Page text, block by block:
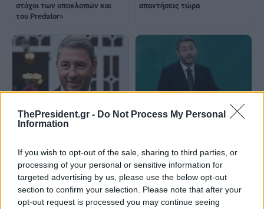
ThePresident.gr - Do Not Process My Personal
Information
If you wish to opt-out of the sale, sharing to third parties, or
processing of your personal or sensitive information for
targeted advertising by us, please use the below opt-out
section to confirm your selection. Please note that after your
opt-out request is processed you may continue seeing
στόχοι των υποκλοπών και
του Predator»
απαντήσεις τώρα
Βίντεο Ν.Ανδρουλάκη στα
Κοινοβούλιο. Έτσι, για την
αλήθεια. Και για την αλλαγή»
Ν.Ανδρουλάκης: Ο αγώνας μας